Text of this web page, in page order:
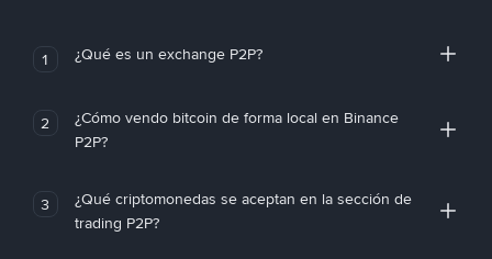
1 ¿Qué es un exchange P2P?
2
¿Cómo vendo bitcoin de forma local en Binance
P2P?
3
¿Qué criptomonedas se aceptan en la sección de
trading P2P?